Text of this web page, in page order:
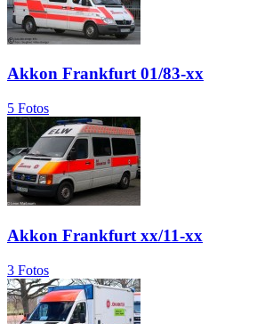
Akkon Frankfurt 01/83-xx
5 Fotos
Akkon Frankfurt xx/11-xx
3 Fotos